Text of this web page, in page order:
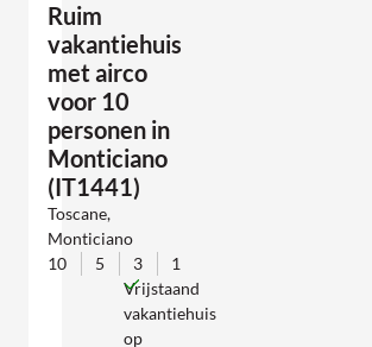
Ruim
vakantiehuis
met airco
voor 10
personen in
Monticiano
(IT1441)
Toscane,
Monticiano
10
5 3
1
Vrijstaand
vakantiehuis
op